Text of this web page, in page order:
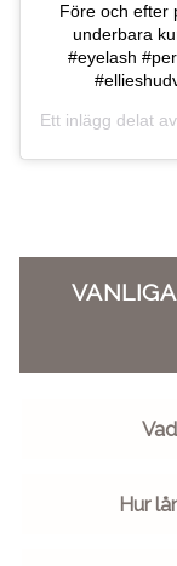
Före och efter
underbara
#eyelash
Ett inlägg delat av
Hur